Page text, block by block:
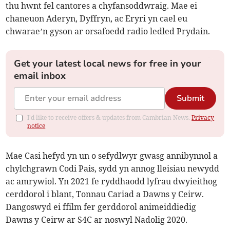
thu hwnt fel cantores a chyfansoddwraig. Mae ei
chaneuon Aderyn, Dyffryn, ac Eryri yn cael eu
chwarae’n gyson ar orsafoedd radio ledled Prydain.
Get your latest local news for free in your
email inbox
Submit
I'd like to receive offers & updates from Cambrian News.Privacy
notice
Mae Casi hefyd yn un o sefydlwyr gwasg annibynnol a
chylchgrawn Codi Pais, sydd yn annog lleisiau newydd
ac amrywiol. Yn 2021 fe ryddhaodd lyfrau dwyieithog
cerddorol i blant, Tonnau Cariad a Dawns y Ceirw.
Dangoswyd ei ffilm fer gerddorol animeiddiedig
Dawns y Ceirw ar S4C ar noswyl Nadolig 2020.